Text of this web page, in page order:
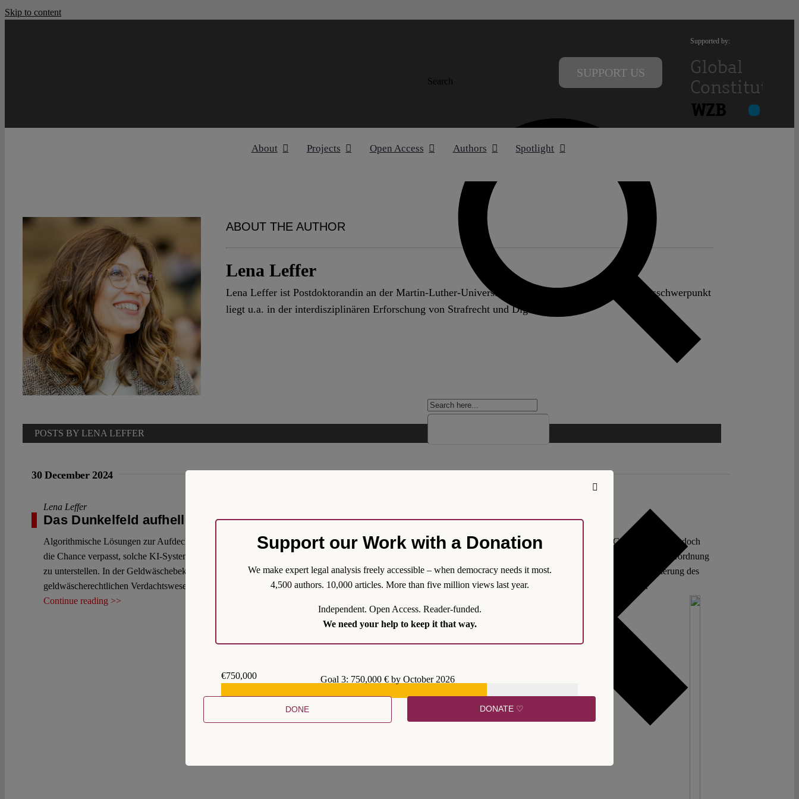
Skip to content
Search
SUPPORT US
Supported by:
About Projects Open Access Authors Spotlight
ABOUT THE AUTHOR
Lena Leffer
Lena Leffer ist Postdoktorandin an der Martin-Luther-Universität Halle-Wittenberg. Ihr Forschungsschwerpunkt
liegt u.a. in der interdisziplinären Erforschung von Strafrecht und Digitalisierung.
POSTS BY LENA LEFFER
30 December 2024
Lena Leffer
Das Dunkelfeld aufhellen
Algorithmische Lösungen zur Aufdeckung potenzieller Geldwäschefälle werden in Finanzinstituten und Banken bereits großflächig eingesetzt. Der EU-Gesetzgeber hat jedoch
die Chance verpasst, solche KI-Systeme als hochriskant i.S.d. EU-KI-Verordnung einzustufen und damit einer besonders strengen Regulierung nach Art. 8 ff. EU-KI-Verordnung
zu unterstellen. In der Geldwäschebekämpfung ist der Einsatz von KI mit gravierenden Risiken automatisierter Fehlentscheidungen verbunden, die durch die Privatisierung des
geldwäscherechtlichen Verdachtswesens zu massiven Grundrechtsumgehungen führen können. Eine staatliche Einhegung wäre daher wünschenswert (gewesen).
Continue reading >>
Support our Work with a Donation
We make expert legal analysis freely accessible – when democracy needs it most.
4,500 authors. 10,000 articles. More than five million views last year.
Independent. Open Access. Reader-funded.
We need your help to keep it that way.
€750,000
Goal 3: 750,000 € by October 2026
DONE DONATE ♡